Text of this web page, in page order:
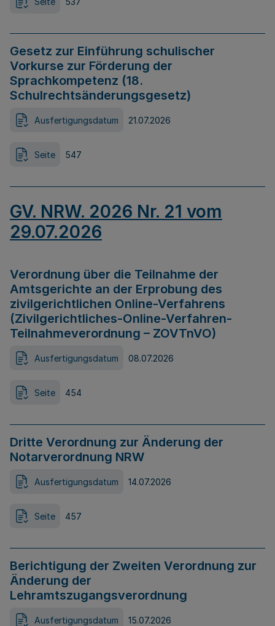
Gesetz zur Einführung schulischer
Vorkurse zur Förderung der
Sprachkompetenz (18.
Schulrechtsänderungsgesetz)
Ausfertigungsdatum 21.07.2026
Seite 547
GV. NRW. 2026 Nr. 21 vom
29.07.2026
Verordnung über die Teilnahme der
Amtsgerichte an der Erprobung des
zivilgerichtlichen Online-Verfahrens
(Zivilgerichtliches-Online-Verfahren-
Teilnahmeverordnung – ZOVTnVO)
Ausfertigungsdatum 08.07.2026
Seite 454
Dritte Verordnung zur Änderung der
Notarverordnung NRW
Ausfertigungsdatum 14.07.2026
Seite 457
Berichtigung der Zweiten Verordnung zur
Änderung der
Lehramtszugangsverordnung
Ausfertigungsdatum 15.07.2026